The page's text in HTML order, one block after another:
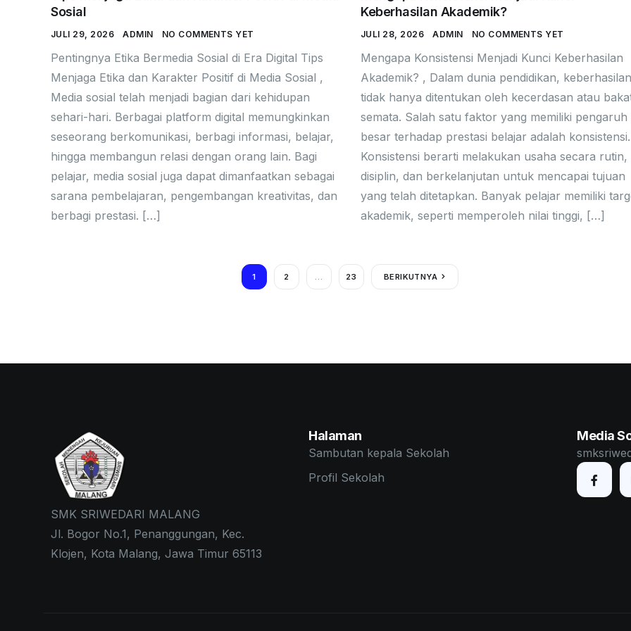
Sosial
JULI 29, 2026 ADMIN NO COMMENTS YET
Pentingnya Etika Bermedia Sosial di Era Digital Tips
Menjaga Etika dan Karakter Positif di Media Sosial ,
Media sosial telah menjadi bagian dari kehidupan
sehari-hari. Berbagai platform digital memungkinkan
seseorang berkomunikasi, berbagi informasi, belajar,
hingga membangun relasi dengan orang lain. Bagi
pelajar, media sosial juga dapat dimanfaatkan sebagai
sarana pembelajaran, pengembangan kreativitas, dan
berbagi prestasi. […]
Keberhasilan Akademik?
JULI 28, 2026 ADMIN NO COMMENTS YET
Mengapa Konsistensi Menjadi Kunci Keberhasilan
Akademik? , Dalam dunia pendidikan, keberhasilan
tidak hanya ditentukan oleh kecerdasan atau
semata. Salah satu faktor yang memiliki pengaruh
besar terhadap prestasi belajar adalah konsistensi.
Konsistensi berarti melakukan usaha secara rutin,
disiplin, dan berkelanjutan untuk mencapai tujuan
yang telah ditetapkan. Banyak pelajar memiliki
akademik, seperti memperoleh nilai tinggi, […]
1 2 … 23 BERIKUTNYA
SMK SRIWEDARI MALANG
Jl. Bogor No.1, Penanggungan, Kec.
Klojen, Kota Malang, Jawa Timur 65113
Halaman
Sambutan kepala Sekolah
Profil Sekolah
Media